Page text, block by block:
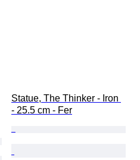
Statue, The Thinker - Iron
- 25.5 cm - Fer